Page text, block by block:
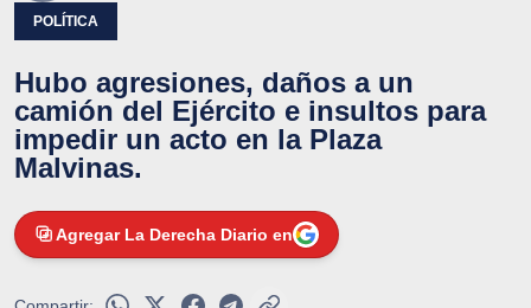
POLÍTICA
Hubo agresiones, daños a un
camión del Ejército e insultos para
impedir un acto en la Plaza
Malvinas.
Agregar La Derecha Diario en